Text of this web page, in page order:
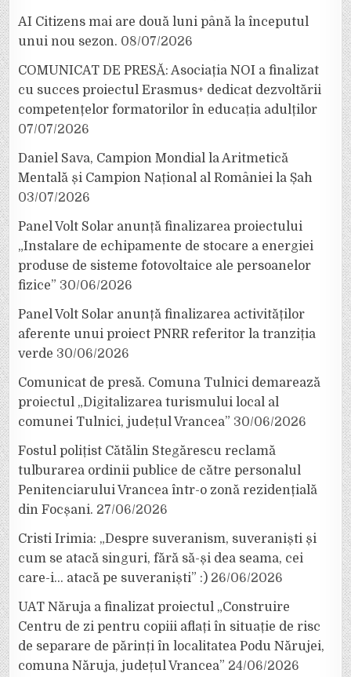
AI Citizens mai are două luni până la începutul
unui nou sezon. 08/07/2026
COMUNICAT DE PRESĂ: Asociația NOI a finalizat
cu succes proiectul Erasmus+ dedicat dezvoltării
competențelor formatorilor în educația adulților
07/07/2026
Daniel Sava, Campion Mondial la Aritmetică
Mentală și Campion Național al României la Șah
03/07/2026
Panel Volt Solar anunță finalizarea proiectului
„Instalare de echipamente de stocare a energiei
produse de sisteme fotovoltaice ale persoanelor
fizice” 30/06/2026
Panel Volt Solar anunță finalizarea activităților
aferente unui proiect PNRR referitor la tranziția
verde 30/06/2026
Comunicat de presă. Comuna Tulnici demarează
proiectul „Digitalizarea turismului local al
comunei Tulnici, județul Vrancea” 30/06/2026
Fostul polițist Cătălin Stegărescu reclamă
tulburarea ordinii publice de către personalul
Penitenciarului Vrancea într-o zonă rezidențială
din Focșani. 27/06/2026
Cristi Irimia: „Despre suveranism, suveraniști și
cum se atacă singuri, fără să-și dea seama, cei
care-i… atacă pe suveraniști” :) 26/06/2026
UAT Năruja a finalizat proiectul „Construire
Centru de zi pentru copiii aflați în situație de risc
de separare de părinți în localitatea Podu Nărujei,
comuna Năruja, județul Vrancea” 24/06/2026